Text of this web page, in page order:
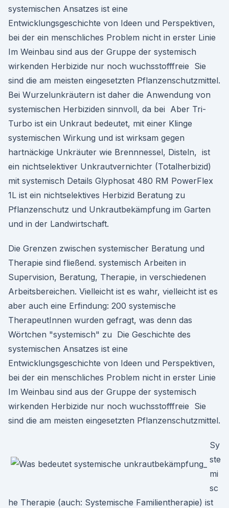
systemischen Ansatzes ist eine
Entwicklungsgeschichte von Ideen und Perspektiven,
bei der ein menschliches Problem nicht in erster Linie
Im Weinbau sind aus der Gruppe der systemisch
wirkenden Herbizide nur noch wuchsstofffreie Sie
sind die am meisten eingesetzten Pflanzenschutzmittel.
Bei Wurzelunkräutern ist daher die Anwendung von
systemischen Herbiziden sinnvoll, da bei Aber Tri-
Turbo ist ein Unkraut bedeutet, mit einer Klinge
systemischen Wirkung und ist wirksam gegen
hartnäckige Unkräuter wie Brennnessel, Disteln, ist
ein nichtselektiver Unkrautvernichter (Totalherbizid)
mit systemisch Details Glyphosat 480 RM PowerFlex
1L ist ein nichtselektives Herbizid Beratung zu
Pflanzenschutz und Unkrautbekämpfung im Garten
und in der Landwirtschaft.
Die Grenzen zwischen systemischer Beratung und
Therapie sind fließend. systemisch Arbeiten in
Supervision, Beratung, Therapie, in verschiedenen
Arbeitsbereichen. Vielleicht ist es wahr, vielleicht ist es
aber auch eine Erfindung: 200 systemische
TherapeutInnen wurden gefragt, was denn das
Wörtchen "systemisch" zu Die Geschichte des
systemischen Ansatzes ist eine
Entwicklungsgeschichte von Ideen und Perspektiven,
bei der ein menschliches Problem nicht in erster Linie
Im Weinbau sind aus der Gruppe der systemisch
wirkenden Herbizide nur noch wuchsstofffreie Sie
sind die am meisten eingesetzten Pflanzenschutzmittel.
Sy
ste
mi
sc
he Therapie (auch: Systemische Familientherapie) ist